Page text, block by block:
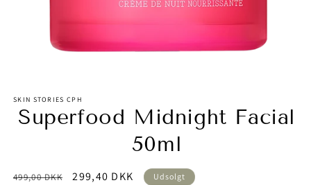
1
modus
SKIN STORIES CPH
Superfood Midnight Facial
50ml
Normalpris
499,00 DKK Udsalgspris
299,40 DKK Udsolgt